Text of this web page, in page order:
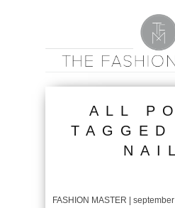
ALL
FASHION MASTER |